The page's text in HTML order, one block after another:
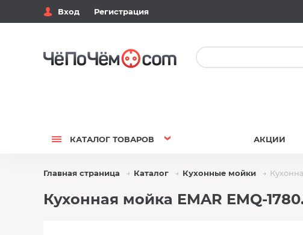
Вход Регистрация
КАТАЛОГ ТОВАРОВ АКЦИИ
Главная страница Каталог Кухонные мойки
Кухонная мойка EMAR EMQ-